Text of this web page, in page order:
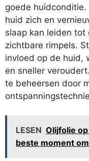
goede
huid zich en
slaap kan leiden
zichtbare rimpels.
invloed op de huid,
en sneller
te beheersen door
LESEN Olijfolie
beste moment